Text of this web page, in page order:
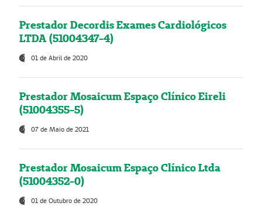
Prestador Decordis Exames Cardiológicos
LTDA (51004347-4)
01 de Abril de 2020
Prestador Mosaicum Espaço Clínico Eireli
(51004355-5)
07 de Maio de 2021
Prestador Mosaicum Espaço Clínico Ltda
(51004352-0)
01 de Outubro de 2020